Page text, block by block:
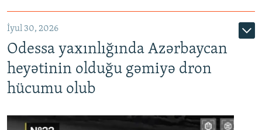
İyul 30, 2026
Odessa yaxınlığında Azərbaycan
heyətinin olduğu gəmiyə dron
hücumu olub